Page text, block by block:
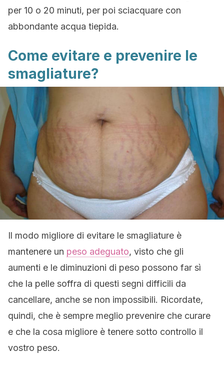
per 10 o 20 minuti, per poi sciacquare con
abbondante acqua tiepida.
Come evitare e prevenire le
smagliature?
Il modo migliore di evitare le smagliature è
mantenere un peso adeguato, visto che gli
aumenti e le diminuzioni di peso possono far sì
che la pelle soffra di questi segni difficili da
cancellare, anche se non impossibili. Ricordate,
quindi, che è sempre meglio prevenire che curare
e che la cosa migliore è tenere sotto controllo il
vostro peso.